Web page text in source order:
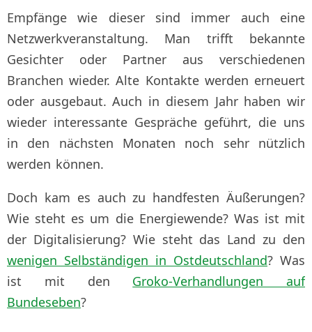
Empfänge wie dieser sind immer auch eine
Netzwerkveranstaltung. Man trifft bekannte
Gesichter oder Partner aus verschiedenen
Branchen wieder. Alte Kontakte werden erneuert
oder ausgebaut. Auch in diesem Jahr haben wir
wieder interessante Gespräche geführt, die uns
in den nächsten Monaten noch sehr nützlich
werden können.
Doch kam es auch zu handfesten Äußerungen?
Wie steht es um die Energiewende? Was ist mit
der Digitalisierung? Wie steht das Land zu den
wenigen Selbständigen in Ostdeutschland? Was
ist mit den Groko-Verhandlungen auf
Bundeseben?